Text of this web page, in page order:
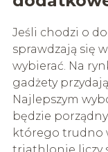
Jeśli chodzi o
sprawdzają się
wybierać. Na
gadżety
Najlepszym
będzie porządny
którego trudno